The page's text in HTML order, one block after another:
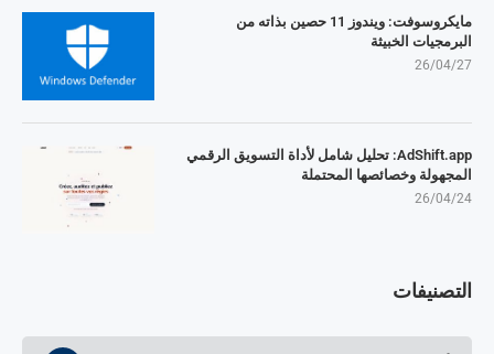
مايكروسوفت: ويندوز 11 حصين بذاته من
البرمجيات الخبيثة
26/04/27
AdShift.app: تحليل شامل لأداة التسويق الرقمي
المجهولة وخصائصها المحتملة
26/04/24
التصنيفات